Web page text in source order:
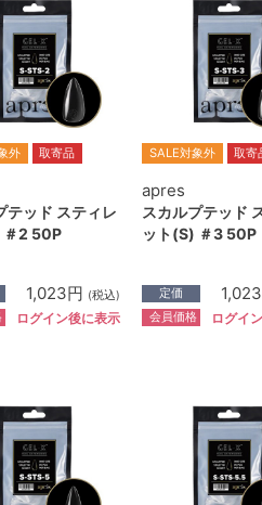
外 取寄品
テッド スティレ
＃2 50P
1,023円 (税込)
ログイン後に表示
SALE対象外 取寄
apres
スカルプテッド
ット(S) ＃3 50P
定価
会員価格 ログイ